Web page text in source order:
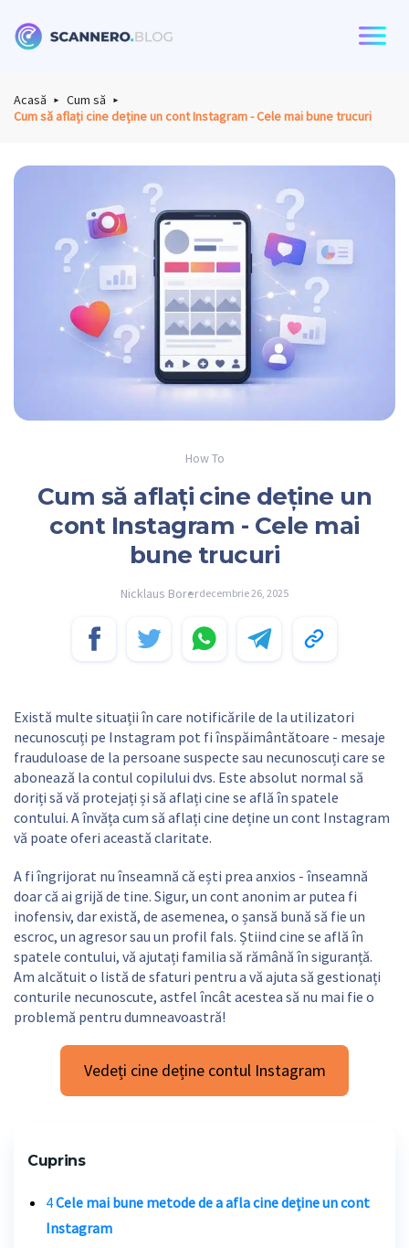
Acasă
Cum să
Cum să aflați cine deține un cont Instagram - Cele mai bune trucuri
How To
Cum să aflați cine deține un
cont Instagram - Cele mai
bune trucuri
Nicklaus Borerdecembrie 26, 2025
Există multe situații în care notificările de la utilizatori
necunoscuți pe Instagram pot fi înspăimântătoare - mesaje
frauduloase de la persoane suspecte sau necunoscuți care se
abonează la contul copilului dvs. Este absolut normal să
doriți să vă protejați și să aflați cine se află în spatele
contului. A învăța cum să aflați cine deține un cont Instagram
vă poate oferi această claritate.
A fi îngrijorat nu înseamnă că ești prea anxios - înseamnă
doar că ai grijă de tine. Sigur, un cont anonim ar putea fi
inofensiv, dar există, de asemenea, o șansă bună să fie un
escroc, un agresor sau un profil fals. Știind cine se află în
spatele contului, vă ajutați familia să rămână în siguranță.
Am alcătuit o listă de sfaturi pentru a vă ajuta să gestionați
conturile necunoscute, astfel încât acestea să nu mai fie o
problemă pentru dumneavoastră!
Vedeți cine deține contul Instagram
Cuprins
4Cele mai bune metode de a afla cine deține un cont
Instagram